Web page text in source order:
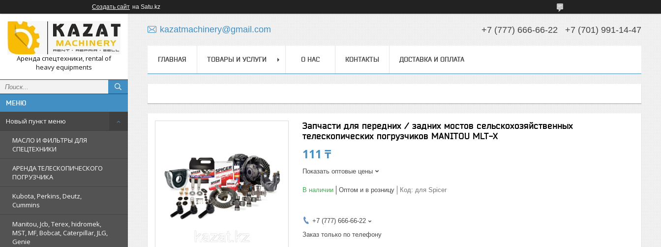
Создать сайт на Satu.kz
Аренда спецтехники, rental of
heavy equipments
Новый пункт меню
МАСЛО И ФИЛЬТРЫ ДЛЯ
СПЕЦТЕХНИКИ
АРЕНДА ТЕЛЕСКОПИЧЕСКОГО
ПОГРУЗЧИКА
Kubota, Perkins, Deutz,
Cummins
Manitou, Jcb, Terex, hidromek,
MST, MF, Bobcat, Caterpillar, JLG,
Genie
kazatmachinery@gmail.com +7 (777) 666-66-22 +7 (701) 991-14-47
ГЛАВНАЯ ТОВАРЫ И УСЛУГИ О НАС КОНТАКТЫ ДОСТАВКА И ОПЛАТА
Запчасти для передних / задних мостов сельскохозяйственных
телескопических погрузчиков MANITOU MLT-X
111 ₸
Показать оптовые цены
В наличии Оптом и в розницу Код: для Spicer
+7 (777) 666-66-22
Заказ только по телефону